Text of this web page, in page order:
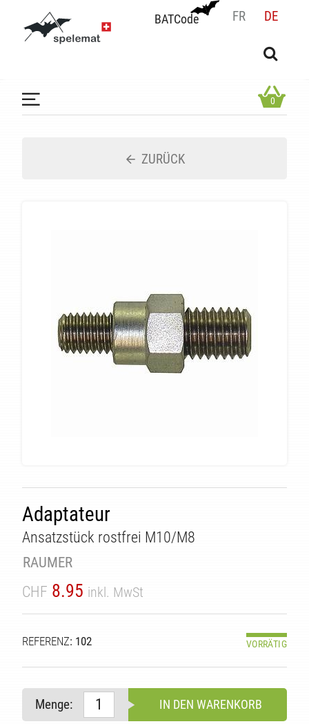
BATCode FR DE
BATCode
OK
0
ZURÜCK
Adaptateur
Ansatzstück rostfrei M10/M8
RAUMER
CHF 8.95 inkl. MwSt
REFERENZ: 102 VORRÄTIG
Menge: IN DEN WARENKORB